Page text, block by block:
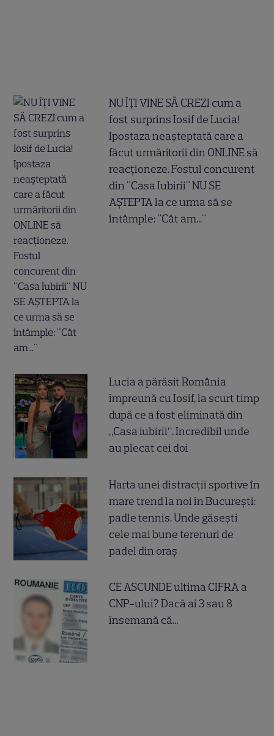
NU ÎȚI VINE SĂ CREZI cum a
fost surprins Iosif de Lucia!
Ipostaza neașteptată care a
făcut urmăritorii din ONLINE să
reacționeze. Fostul concurent
din "Casa Iubirii" NU SE
AȘTEPTA la ce urma să se
întâmple: "Cât am..."
Lucia a părăsit România
împreună cu Iosif, la scurt timp
după ce a fost eliminată din
„Casa iubirii”. Incredibil unde
au plecat cei doi
Harta unei distracții sportive în
mare trend la noi în București:
padle tennis. Unde găsești
cele mai bune terenuri de
padel din oraș
CE ASCUNDE ultima CIFRA a
CNP-ului? Dacă ai 3 sau 8
însemană că...